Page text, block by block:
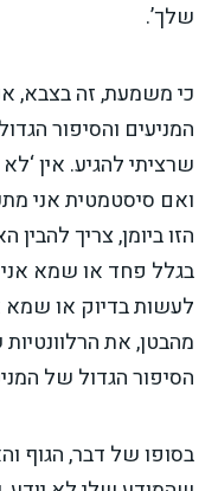
שלך’.
כי משמעת, זה בצבא,
המניעים והסיפור
שרציתי להגיע. אין
ואם סיסטמטית אני
הזו ביומן, צריך
בגלל פחד או שמא אני
לעשות בדיוק או שמא
מהבטן, את
הסיפור הגדול של
בסופו של דבר, הגוף